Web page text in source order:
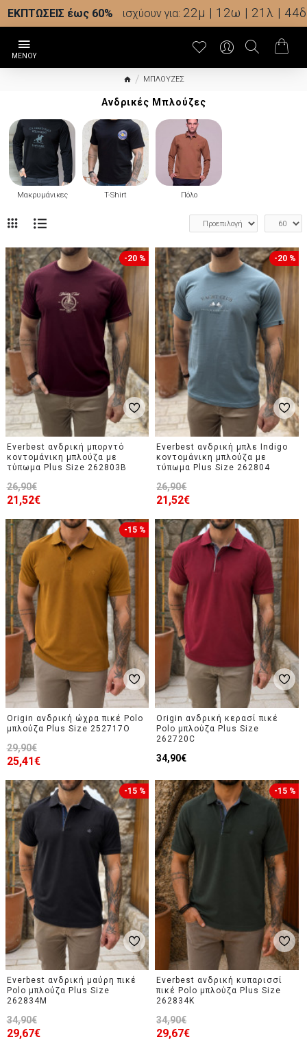
ΕΚΠΤΩΣΕΙΣ έως 60% ισχύουν για: 22μ | 12ω | 21λ | 41δ
ΜΠΛΟΥΖΕΣ
Ανδρικές Μπλούζες
Μακρυμάνικες T-Shirt Πόλο
-20 %
Everbest ανδρική μπορντό
κοντομάνικη μπλούζα με
τύπωμα Plus Size 262803B
21,52€
26,90€
-20 %
Everbest ανδρική μπλε Indigo
κοντομάνικη μπλούζα με
τύπωμα Plus Size 262804
21,52€
26,90€
-15 %
Origin ανδρική ώχρα πικέ Polo
μπλούζα Plus Size 252717O
25,41€
29,90€
Origin ανδρική κερασί πικέ
Polo μπλούζα Plus Size
262720C
34,90€
-15 %
Everbest ανδρική μαύρη πικέ
Polo μπλούζα Plus Size
262834M
29,67€
34,90€
-15 %
Everbest ανδρική κυπαρισσί
πικέ Polo μπλούζα Plus Size
262834K
29,67€
34,90€